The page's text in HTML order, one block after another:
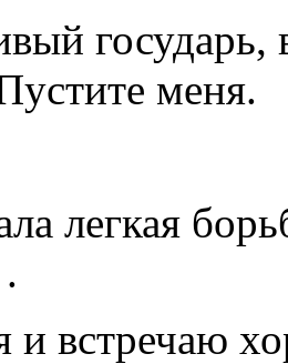
меня.
легкая
и встречаю